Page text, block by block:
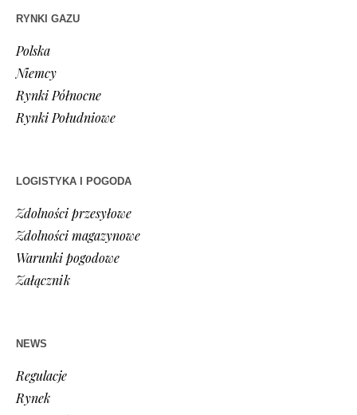
RYNKI GAZU
Polska
Niemcy
Rynki Północne
Rynki Południowe
LOGISTYKA I POGODA
Zdolności przesyłowe
Zdolności magazynowe
Warunki pogodowe
Załącznik
NEWS
Regulacje
Rynek